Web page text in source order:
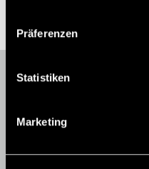
Präferenzen
Statistiken
Marketing
Turbineninstrumente